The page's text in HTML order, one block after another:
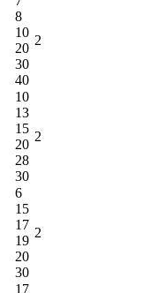
8
10
20
30
40
2
10
13
15
20
28
30
2
6
15
17
19
20
30
2
17